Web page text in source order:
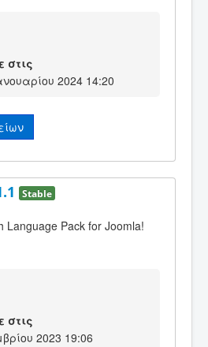
στις
2024 14:20
Stable
Language Pack for Joomla!
στις
2023 19:06